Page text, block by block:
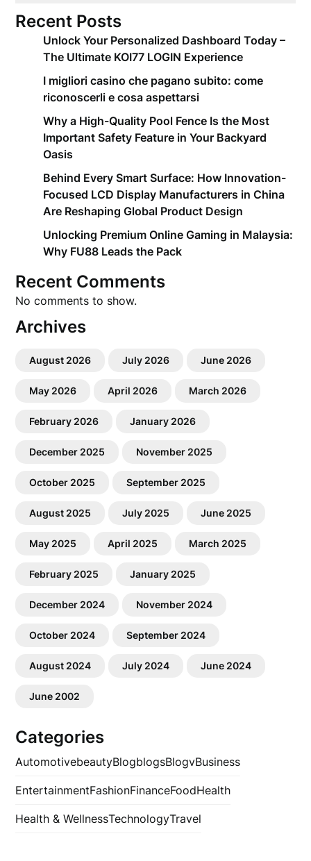
Recent Posts
Unlock Your Personalized Dashboard Today –
The Ultimate KOI77 LOGIN Experience
I migliori casino che pagano subito: come
riconoscerli e cosa aspettarsi
Why a High-Quality Pool Fence Is the Most
Important Safety Feature in Your Backyard
Oasis
Behind Every Smart Surface: How Innovation-
Focused LCD Display Manufacturers in China
Are Reshaping Global Product Design
Unlocking Premium Online Gaming in Malaysia:
Why FU88 Leads the Pack
Recent Comments
No comments to show.
Archives
August 2026 July 2026 June 2026
May 2026 April 2026 March 2026
February 2026 January 2026
December 2025 November 2025
October 2025 September 2025
August 2025 July 2025 June 2025
May 2025 April 2025 March 2025
February 2025 January 2025
December 2024 November 2024
October 2024 September 2024
August 2024 July 2024 June 2024
June 2002
Categories
AutomotivebeautyBlogblogsBlogvBusiness
EntertainmentFashionFinanceFoodHealth
Health & WellnessTechnologyTravel